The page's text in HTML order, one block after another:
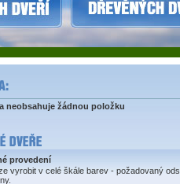
neobsahuje žádnou položku
provedení
vyrobit v celé škále barev - požadovaný